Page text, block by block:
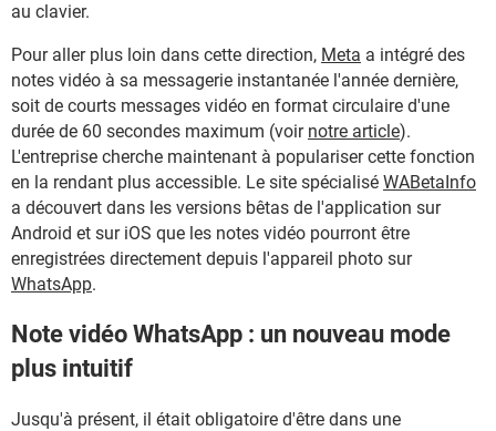
au clavier.
Pour aller plus loin dans cette direction, Meta a intégré des
notes vidéo à sa messagerie instantanée l'année dernière,
soit de courts messages vidéo en format circulaire d'une
durée de 60 secondes maximum (voir notre article).
L'entreprise cherche maintenant à populariser cette fonction
en la rendant plus accessible. Le site spécialisé WABetaInfo
a découvert dans les versions bêtas de l'application sur
Android et sur iOS que les notes vidéo pourront être
enregistrées directement depuis l'appareil photo sur
WhatsApp.
Note vidéo WhatsApp : un nouveau mode
plus intuitif
Jusqu'à présent, il était obligatoire d'être dans une